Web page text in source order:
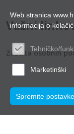
Važni
Zaštita osobnih
Web stranica
informacija o
Tehničko/
Marketinški
Spremite postavke